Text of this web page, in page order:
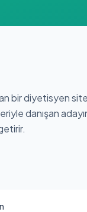
bir diyetisyen
danışan